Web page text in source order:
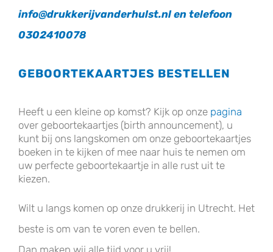
info@drukkerijvanderhulst.nl en telefoon
0302410078
GEBOORTEKAARTJES BESTELLEN
Heeft u een kleine op komst? Kijk op onze pagina
over geboortekaartjes (birth announcement), u
kunt bij ons langskomen om onze geboortekaartjes
boeken in te kijken of mee naar huis te nemen om
uw perfecte geboortekaartje in alle rust uit te
kiezen.
Wilt u langs komen op onze drukkerij in Utrecht. Het
beste is om van te voren even te bellen.
Dan maken wij alle tijd voor u vrij!